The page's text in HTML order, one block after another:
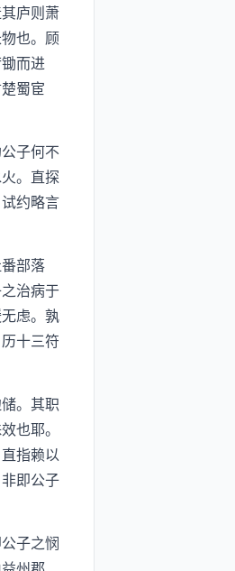
庐则萧
也。顾
而进
蜀宦
子何不
。直探
约略言
部落
治病于
虑。孰
十三符
。其职
也耶。
指赖以
即公子
子之悯